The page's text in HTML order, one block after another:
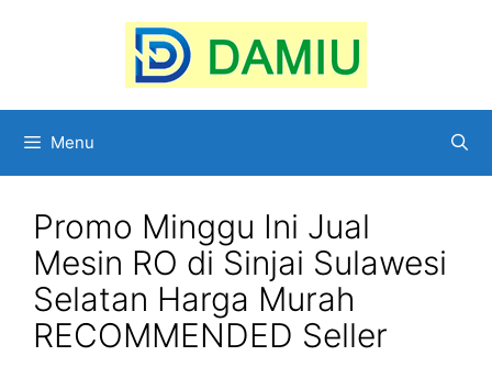
Menu
Promo Minggu Ini Jual
Mesin RO di Sinjai Sulawesi
Selatan Harga Murah
RECOMMENDED Seller